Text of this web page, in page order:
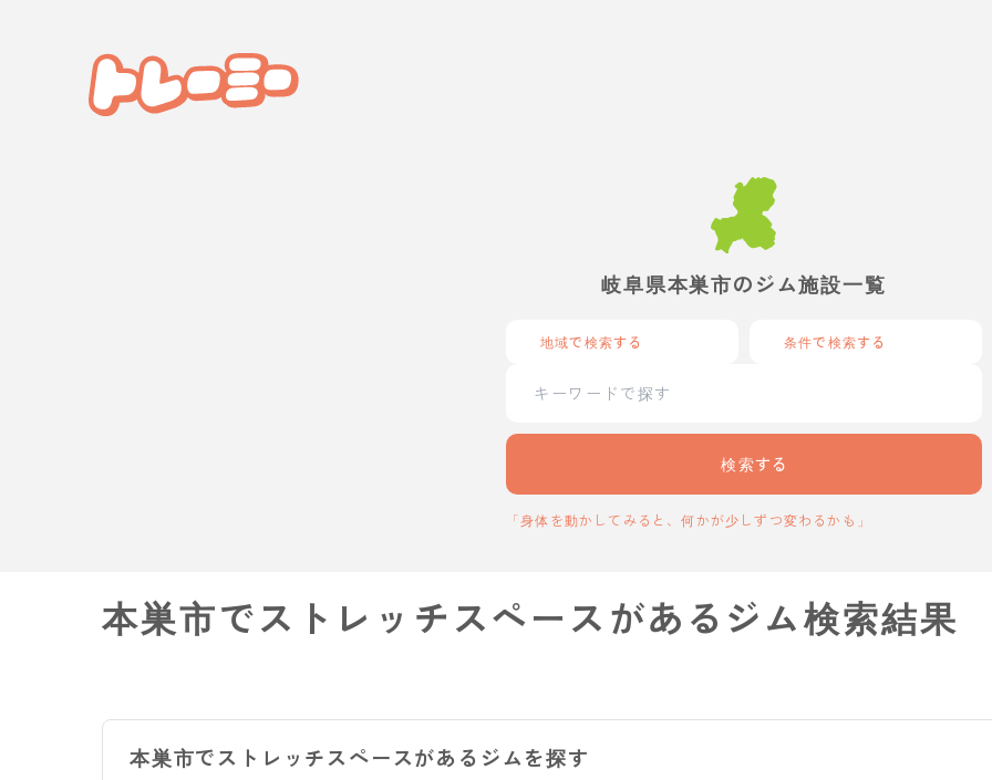
岐阜県本巣市のジム施設一覧
地域で検索する 条件で検索する
検索する
「身体を動かしてみると、何かが少しずつ変わるかも」
本巣市でストレッチスペースがあるジム検索結果
本巣市でストレッチスペースがあるジムを探す